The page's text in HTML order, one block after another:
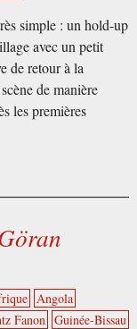
simple : un hold-up
avec un petit
de retour à la
de manière
les premières
Angola
Fanon Guinée-Bissau